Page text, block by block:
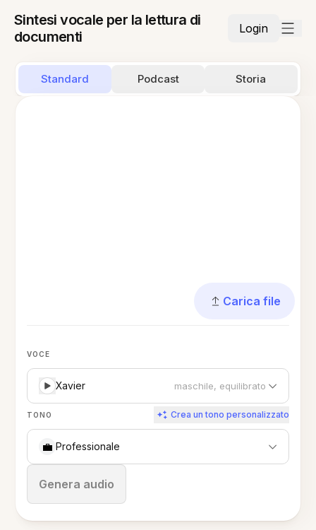
Sintesi vocale per la lettura di
documenti
Login
Standard Podcast Storia
Carica file
VOCE
Xavier maschile, equilibrato
TONO Crea un tono personalizzato
💼 Professionale
Genera audio
Ferma